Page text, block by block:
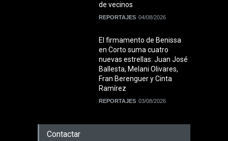
de vecinos
REPORTAJES 04/08/2026
El firmamento de Benissa
en Corto suma cuatro
nuevas estrellas: Juan José
Ballesta, Melani Olivares,
Fran Berenguer y Cinta
Ramírez
REPORTAJES 03/08/2026
Contactar